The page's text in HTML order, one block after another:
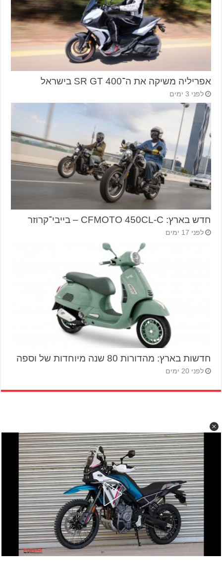
אפריליה משיקה את ה־SR GT 400 בישראל
לפני 3 ימים
חדש בארץ: CFMOTO 450CL-C – בייבי־קרוזר
לפני 17 ימים
חדשות בארץ: מהדורות 80 שנה מיוחדות של וספה
לפני 20 ימים